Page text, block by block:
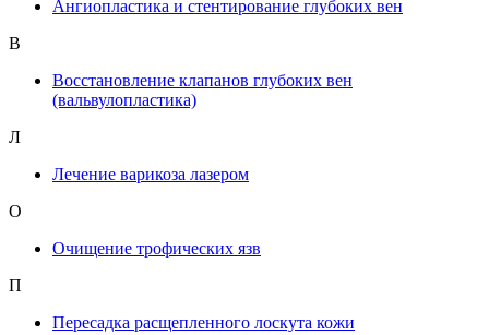
Ангиопластика и стентирование глубоких вен
В
Восстановление клапанов глубоких вен
(вальвулопластика)
Л
Лечение варикоза лазером
О
Очищение трофических язв
П
Пересадка расщепленного лоскута кожи